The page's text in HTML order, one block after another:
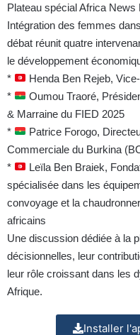
Plateau spécial Africa
Intégration des femmes
débat réunit quatre
le développement
*
Henda Ben Rejeb,
*
Oumou Traoré,
& Marraine du FIED 2025
*
Patrice Forogo,
Commerciale du Burkina
*
Leïla Ben Braiek,
spécialisée dans les
convoyage et la
africains
Une discussion dédiée à la
décisionnelles, leur
leur rôle croissant dans les
Afrique.
Installer